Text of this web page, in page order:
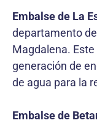
Embalse de La
departamento
Magdalena.
generación de
de agua para la
Embalse de